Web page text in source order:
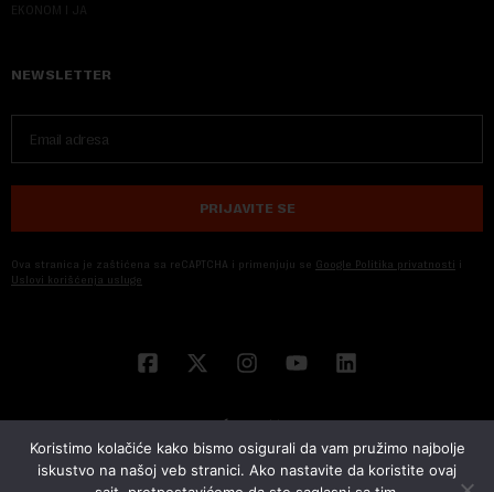
EKONOM I JA
NEWSLETTER
PRIJAVITE SE
Ova stranica je zaštićena sa reCAPTCHA i primenjuju se Google Politika privatnosti i
Uslovi korišćenja usluge
Koristimo kolačiće kako bismo osigurali da vam pružimo najbolje
iskustvo na našoj veb stranici. Ako nastavite da koristite ovaj